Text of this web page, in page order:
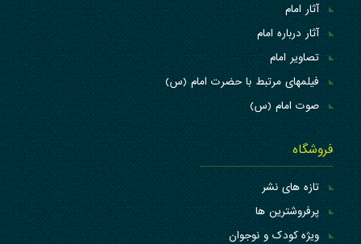
آثار امام
آثار درباره امام
تصاویر امام
فیلمهای مرتبط با حضرت امام (س)
صوت امام (س)
فروشگاه
تازه های نشر
پرفروشترین ها
ویژه کودک و نوجوان